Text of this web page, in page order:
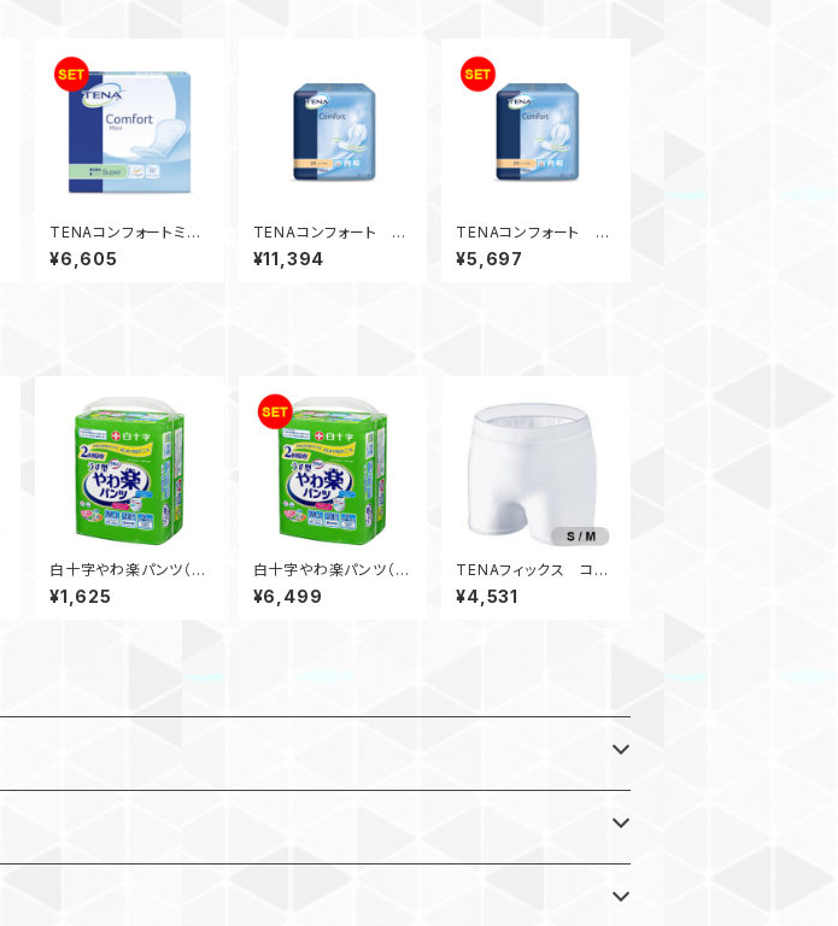
TENAコンフォートミ
ニ スーパー（6袋入）
¥6,605
TENAコンフォート ノ
ーマル（6袋セット）
¥11,394
TENAコンフォート ノ
ーマル（3袋入）
¥5,697
白十字やわ楽パンツ（M
～L）
¥1,625
白十字やわ楽パンツ（M
～L）（4袋入）
¥6,499
TENAフィックス コッ
トンスペシャル（S/M）
（ホワイト）
¥4,531